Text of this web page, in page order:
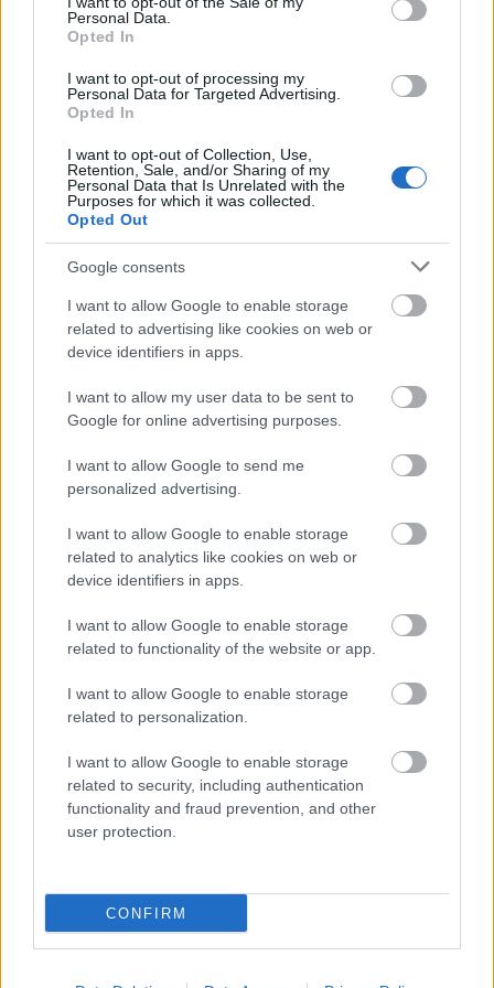
Personal Data.
Opted In
I want to opt-out of processing my
Personal Data for Targeted Advertising.
Opted In
I want to opt-out of Collection, Use,
Retention, Sale, and/or Sharing of my
Personal Data that Is Unrelated with the
Purposes for which it was collected.
Opted Out
Google consents
I want to allow Google to enable storage
related to advertising like cookies on web or
device identifiers in apps.
I want to allow my user data to be sent to
Google for online advertising purposes.
I want to allow Google to send me
personalized advertising.
I want to allow Google to enable storage
related to analytics like cookies on web or
device identifiers in apps.
I want to allow Google to enable storage
related to functionality of the website or app.
I want to allow Google to enable storage
related to personalization.
I want to allow Google to enable storage
related to security, including authentication
functionality and fraud prevention, and other
user protection.
CONFIRM
det i Pragelato för drygt två år sedan.
– Det finns tecken som tyder på att Björn är på
I det stora och hela förfogar Ola Rawald över ett
sprintlandslag som bara övergås av Norge. I
tillägg till rutinerade mästare som Thobias
Fredriksson och Björn Lind finns numera också
möjliga mästare i framtiden i både Emil Jönsson
och U23-världsmästaren Robin Bryntesson.
stor glädje över att ha Ola Rawald tillbaka i
landslaget och flera av dom har hållit kontakten
och använt Ola som bollplank också under tiden
där han inte jobbet med landslaget.
Prenumerera på vårt nyhetsbrev
Prenumerera
MEST LÄSTA
d
2
som
frontf
3
Fredri
4 5